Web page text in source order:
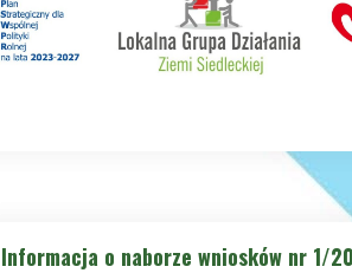
Informacja o naborze wniosków nr 1/